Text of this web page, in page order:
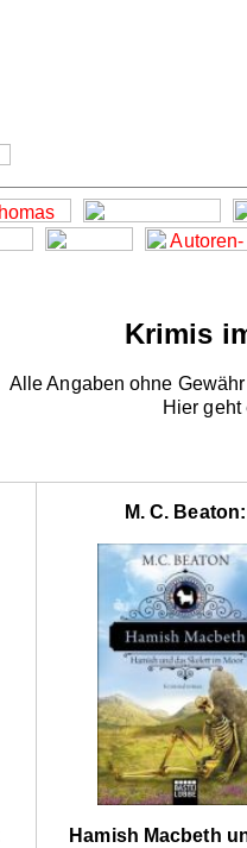
Krimis
Alle Angaben ohne
Hier
M. C. Beaton:
Hamish Macbeth